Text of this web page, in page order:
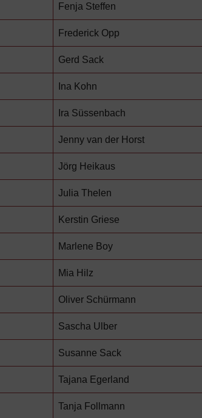
Fenja Steffen
Frederick Opp
Gerd Sack
Ina Kohn
Ira Süssenbach
Jenny van der Horst
Jörg Heikaus
Julia Thelen
Kerstin Griese
Marlene Boy
Mia Hilz
Oliver Schürmann
Sascha Ulber
Susanne Sack
Tajana Egerland
Tanja Follmann